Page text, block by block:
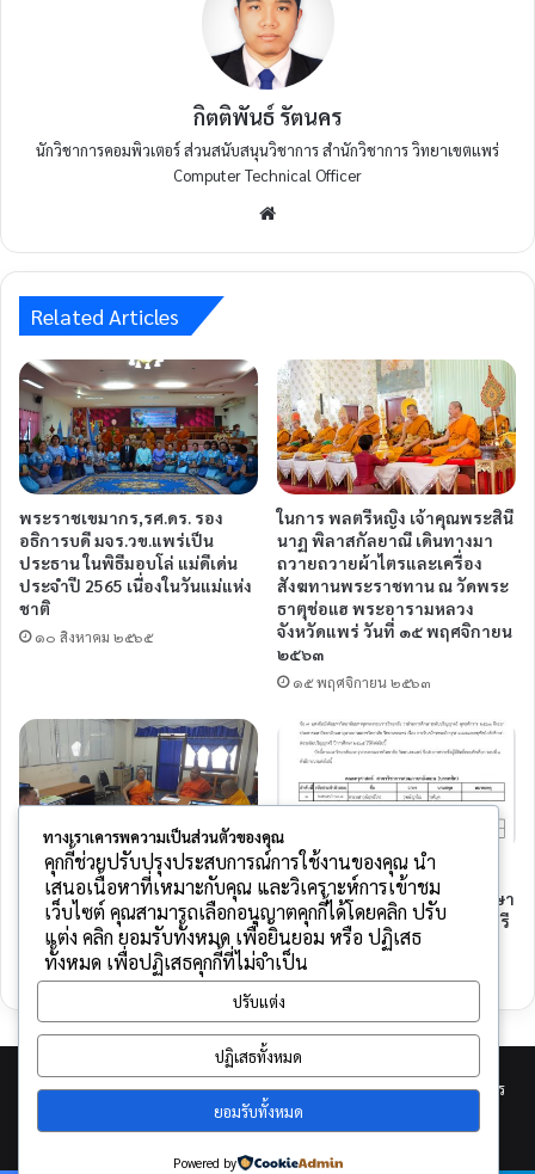
กิตติพันธ์ รัตนคร
นักวิชาการคอมพิวเตอร์ ส่วนสนับสนุนวิชาการ สำนักวิชาการ วิทยาเขตแพร่
Computer Technical Officer
Related Articles
พระราชเขมากร,รศ.ดร. รอง
อธิการบดี มจร.วข.แพร่เป็น
ประธาน ในพิธีมอบโล่ แม่ดีเด่น
ประจำปี 2565 เนื่องในวันแม่แห่ง
ชาติ
๑๐ สิงหาคม ๒๕๖๕
ในการ พลตรีหญิง เจ้าคุณพระสินี
นาฏ พิลาสกัลยาณี เดินทางมา
ถวายถวายผ้าไตรและเครื่อง
สังฆทานพระราชทาน ณ วัดพระ
ธาตุช่อแฮ พระอารามหลวง
จังหวัดแพร่ วันที่ ๑๕ พฤศจิกายน
๒๕๖๓
๑๕ พฤศจิกายน ๒๕๖๓
ประชุมปรึกษาหารืองานการ
เรียนการสอนฯ คณาจารย์
จนท.ป.โท พระพุทธศาสนา มจร
วิทยาเขตแพร่ วันนี้
๑๗ พฤศจิกายน ๒๕๖๓
ประกาศรายชื่อ ผู้สอบผ่านคัด
เลือกนิสิตใหม่ ประจำปีการศึกษา
2565 (รอบที่ 1) ระดับปริญญาตรี
–
๑ กุมภาพันธ์ ๒๕๖๕
© Copyright 2026, All Rights Reserved |
พัฒนาโดย กิตติพันธ์ รัตนคร
(นักวิชาการคอมพิวเตอร์)
ทางเราเคารพความเป็นส่วนตัวของคุณ
คุกกี้ช่วยปรับปรุงประสบการณ์การใช้งานของคุณ นำ
เสนอเนื้อหาที่เหมาะกับคุณ และวิเคราะห์การเข้าชม
เว็บไซต์ คุณสามารถเลือกอนุญาตคุกกี้ได้โดยคลิก ปรับ
แต่ง คลิก ยอมรับทั้งหมด เพื่อยินยอม หรือ ปฏิเสธ
ทั้งหมด เพื่อปฏิเสธคุกกี้ที่ไม่จำเป็น
ปรับแต่ง
ปฏิเสธทั้งหมด
ยอมรับทั้งหมด
Powered by